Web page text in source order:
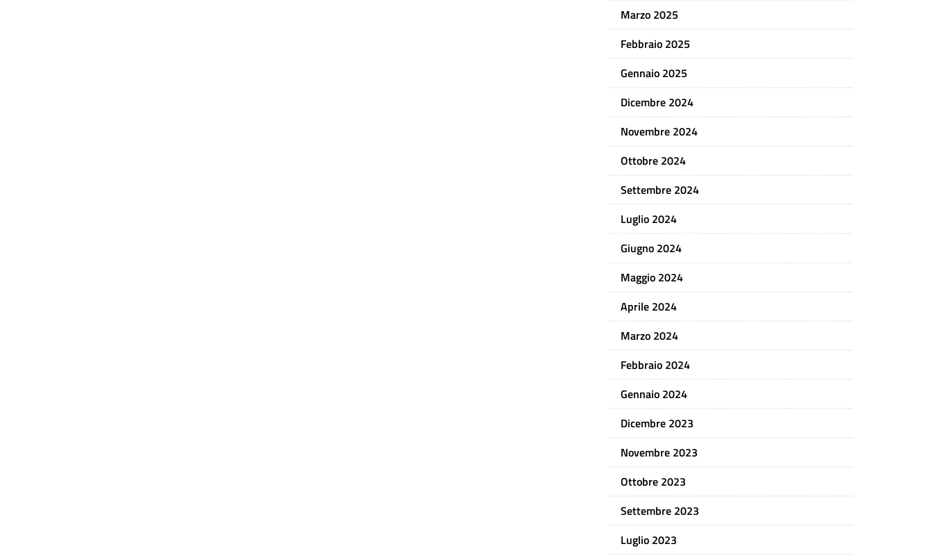
Marzo 2025
Febbraio 2025
Gennaio 2025
Dicembre 2024
Novembre 2024
Ottobre 2024
Settembre 2024
Luglio 2024
Giugno 2024
Maggio 2024
Aprile 2024
Marzo 2024
Febbraio 2024
Gennaio 2024
Dicembre 2023
Novembre 2023
Ottobre 2023
Settembre 2023
Luglio 2023